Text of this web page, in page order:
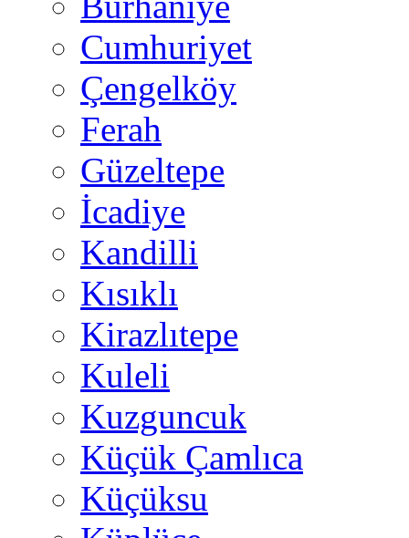
Cumhuriyet
Çengelköy
Ferah
Güzeltepe
İcadiye
Kandilli
Kısıklı
Kirazlıtepe
Kuleli
Kuzguncuk
Küçük Çamlıca
Küçüksu